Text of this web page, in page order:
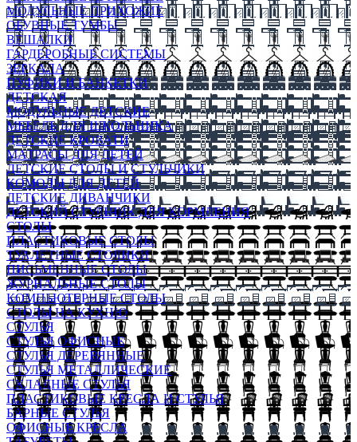
МОДУЛЬНЫЕ ПРИХОЖИЕ
ОБУВНЫЕ ТУМБЫ
ВЕШАЛКИ
ГАРДЕРОБНЫЕ СИСТЕМЫ
ЗЕРКАЛА
ПУФИКИ И БАНКЕТКИ
ДЕТСКАЯ
МОДУЛЬНЫЕ ДЕТСКИЕ
МЕБЕЛЬ ДЛЯ ШКОЛЬНИКА
ДЕТСКИЕ КРОВАТИ
МАТРАСЫ ДЛЯ ДЕТЕЙ
ДЕТСКИЕ СТОЛЫ И СТУЛЬЧИКИ
КОМОДЫ ДЛЯ ДЕТЕЙ
ДЕТСКИЕ ДИВАНЧИКИ
ДЕТСКИЙ СТУЛЬЧИК ДЛЯ КОРМЛЕНИЯ
СТОЛЫ
ПЛАСТИКОВЫЕ СТОЛЫ
ТУАЛЕТНЫЕ СТОЛИКИ
ПИСЬМЕННЫЕ СТОЛЫ
ЖУРНАЛЬНЫЕ СТОЛЫ
КОМПЬЮТЕРНЫЕ СТОЛЫ
СТОЛЫ НА КУХНЮ
СТУЛЬЯ
СТУЛЬЯ ОФИСНЫЕ
СТУЛЬЯ ДЕРЕВЯННЫЕ
СТУЛЬЯ МЕТАЛЛИЧЕСКИЕ
СКЛАДНЫЕ СТУЛЬЯ
ПЛАСТИКОВЫЕ КРЕСЛА И СТУЛЬЯ
БАРНЫЕ СТУЛЬЯ
ОФИСНЫЕ КРЕСЛА